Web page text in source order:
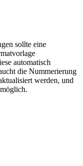
sollte eine
automatisch
die Nummerierung
werden, und